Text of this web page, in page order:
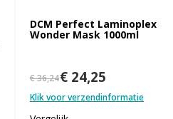
DCM Perfect Laminoplex
Wonder Mask 1000ml
€ 36,24€ 24,25
Klik voor verzendinformatie